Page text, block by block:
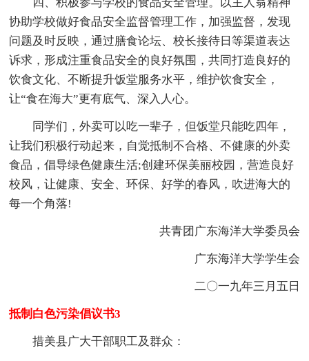
四、积极参与学校的食品安全管理。以主人翁精神
协助学校做好食品安全监督管理工作，加强监督，发现
问题及时反映，通过膳食论坛、校长接待日等渠道表达
诉求，形成注重食品安全的良好氛围，共同打造良好的
饮食文化、不断提升饭堂服务水平，维护饮食安全，
让“食在海大”更有底气、深入人心。
同学们，外卖可以吃一辈子，但饭堂只能吃四年，
让我们积极行动起来，自觉抵制不合格、不健康的外卖
食品，倡导绿色健康生活;创建环保美丽校园，营造良好
校风，让健康、安全、环保、好学的春风，吹进海大的
每一个角落!
共青团广东海洋大学委员会
广东海洋大学学生会
二〇一九年三月五日
抵制白色污染倡议书3
措美县广大干部职工及群众：